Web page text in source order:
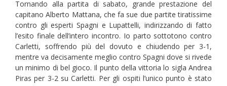
Tornando alla partita di sabato, grande prestazione del
capitano Alberto Mattana, che fa sue due partite tiratissime
contro gli esperti Spagni e Lupattelli, indirizzando di fatto
l’esito finale dell’intero incontro. Io parto sottotono contro
Carletti, soffrendo più del dovuto e chiudendo per 3-1,
mentre va decisamente meglio contro Spagni dove si rivede
un minimo di bel gioco. Il punto della vittoria lo sigla Andrea
Piras per 3-2 su Carletti. Per gli ospiti l’unico punto è stato